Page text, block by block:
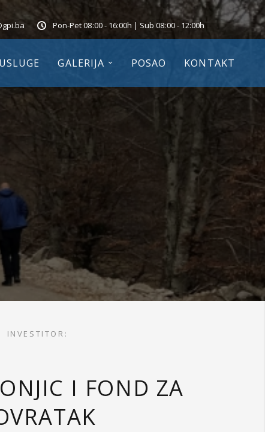
Pon-Pet 08:00 - 16:00h | Sub 08:00 - 12:00h
USLUGE GALERIJA POSAO KONTAKT
INVESTITOR:
I FOND ZA